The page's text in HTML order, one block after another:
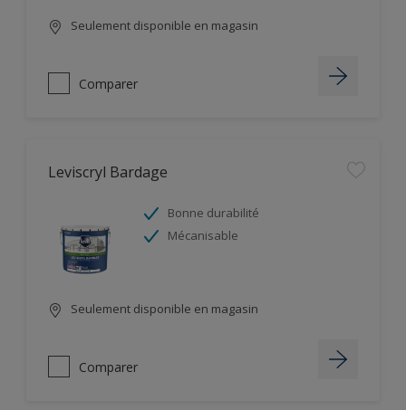
Seulement disponible en magasin
Comparer
Leviscryl Bardage
Bonne durabilité
Mécanisable
Seulement disponible en magasin
Comparer